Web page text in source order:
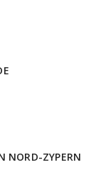
NORD-ZYPERN